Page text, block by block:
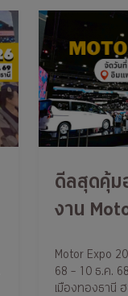
ดีลสุดคุ้ม
งาน
10 ธ.ค.
Motor Expo
68 – 10 ธ.ค.
เมืองทองธานี